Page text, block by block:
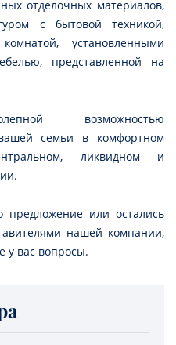
отделочных материалов,
с бытовой техникой,
установленными
представленной на
возможностью
семьи в комфортном
ликвидном и
предложение или остались
нашей компании,
у вас вопросы.